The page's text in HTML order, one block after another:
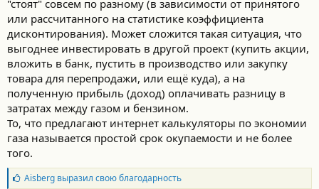
"стоят" совсем по разному (в зависимости от принятого
или рассчитанного на статистике коэффициента
дисконтирования). Может сложится такая ситуация, что
выгоднее инвестировать в другой проект (купить акции,
вложить в банк, пустить в производство или закупку
товара для перепродажи, или ещё куда), а на
полученную прибыль (доход) оплачивать разницу в
затратах между газом и бензином.
То, что предлагают интернет калькуляторы по экономии
газа называется простой срок окупаемости и не более
того.
Б
Aisbergвыразил свою благодарность